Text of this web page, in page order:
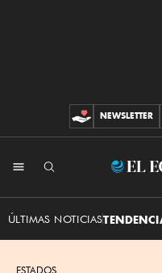
CONTRIBUCIONES
NEWSLETTER
ÚLTIMAS NOTICIAS
ESTADOS